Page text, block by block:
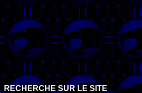
RECHERCHE SUR LE SITE